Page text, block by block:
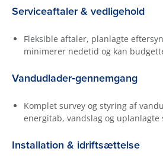
Serviceaftaler & vedligehold
Fleksible aftaler, planlagte
minimerer nedetid og kan
Vandudlader‑gennemgang
Komplet survey og styring af
energitab, vandslag og uplanlagte
Installation & idriftsættelse